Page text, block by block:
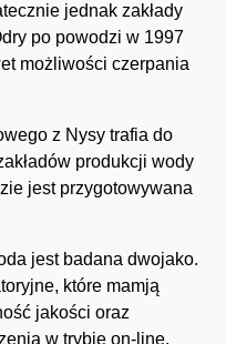
jednak zakłady
po powodzi w 1997
możliwości czerpania
z Nysy trafia do
produkcji wody
jest przygotowywana
jest badana dwojako.
które mamją
jakości oraz
w trybie on-line.